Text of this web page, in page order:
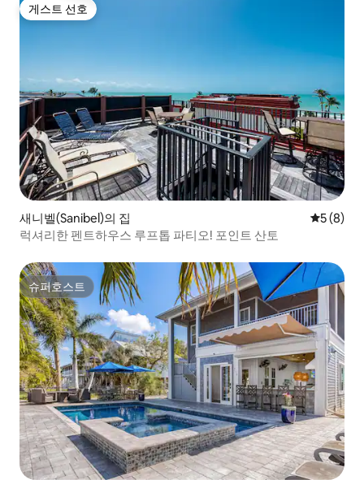
게스트 선호
게스트 선호
새니벨(Sanibel)의 집 평점 5점
5 (8)
럭셔리한 펜트하우스 루프톱 파티오! 포인트 산토
슈퍼호스트
슈퍼호스트